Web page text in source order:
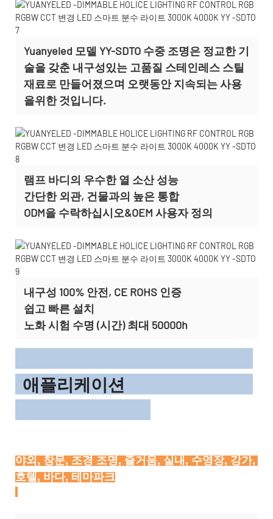
Yuanyeled 모델 YY-SDTO 수중 조명은 정교한 기
술을 갖춘 내구성있는 고품질 스테인레스 스틸
재료로 만들어졌으며 오랫동안 지속되는 사용
을위한 것입니다.
램프 바디의 우수한 열 소산 성능
간단한 외관, 건물과의 높은 통합
ODM을 수락하십시오&OEM 사용자 정의
내구성 100% 안전, CE ROHS 인증
쉽고 빠른 설치
노화 시험 수명 (시간) 최대 50000h
애플리케이션
야외, 창문, 조경 조명, 즐거움, 실내, 수영장, 강가,